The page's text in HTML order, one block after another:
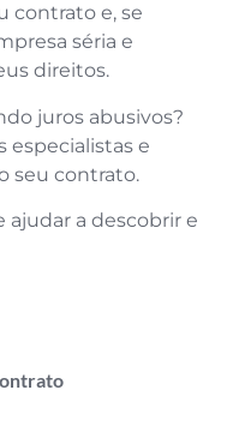
contrato e, se
séria e
direitos.
juros abusivos?
especialistas e
seu contrato.
ajudar a descobrir e